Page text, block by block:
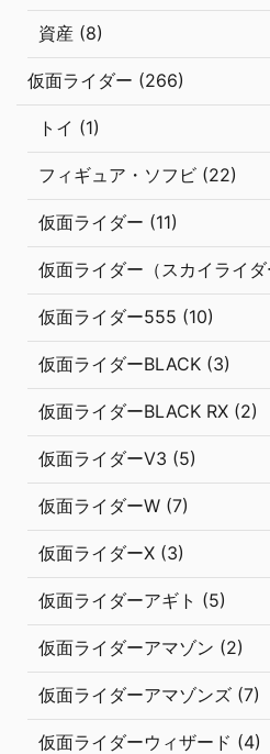
資産 (8)
仮面ライダー (266)
トイ (1)
フィギュア・ソフビ (22)
仮面ライダー (11)
仮面ライダー（スカイライダ
仮面ライダー555 (10)
仮面ライダーBLACK (3)
仮面ライダーBLACK RX (2)
仮面ライダーV3 (5)
仮面ライダーW (7)
仮面ライダーX (3)
仮面ライダーアギト (5)
仮面ライダーアマゾン (2)
仮面ライダーアマゾンズ (7)
仮面ライダーウィザード (4)